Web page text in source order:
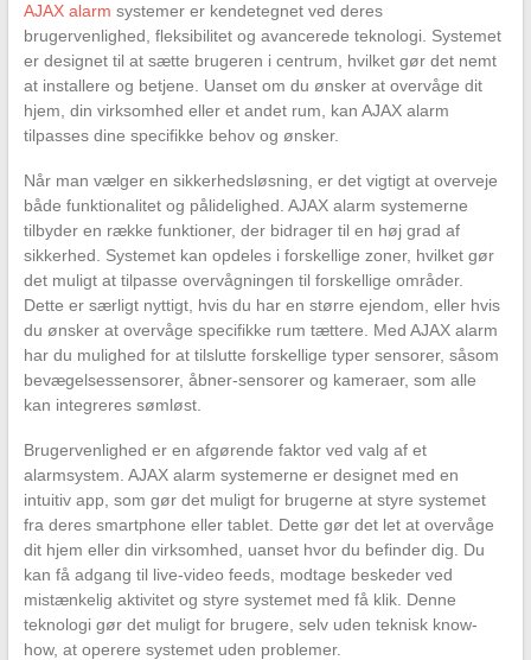
AJAX alarm systemer er kendetegnet ved deres
brugervenlighed, fleksibilitet og avancerede teknologi. Systemet
er designet til at sætte brugeren i centrum, hvilket gør det nemt
at installere og betjene. Uanset om du ønsker at overvåge dit
hjem, din virksomhed eller et andet rum, kan AJAX alarm
tilpasses dine specifikke behov og ønsker.
Når man vælger en sikkerhedsløsning, er det vigtigt at overveje
både funktionalitet og pålidelighed. AJAX alarm systemerne
tilbyder en række funktioner, der bidrager til en høj grad af
sikkerhed. Systemet kan opdeles i forskellige zoner, hvilket gør
det muligt at tilpasse overvågningen til forskellige områder.
Dette er særligt nyttigt, hvis du har en større ejendom, eller hvis
du ønsker at overvåge specifikke rum tættere. Med AJAX alarm
har du mulighed for at tilslutte forskellige typer sensorer, såsom
bevægelsessensorer, åbner-sensorer og kameraer, som alle
kan integreres sømløst.
Brugervenlighed er en afgørende faktor ved valg af et
alarmsystem. AJAX alarm systemerne er designet med en
intuitiv app, som gør det muligt for brugerne at styre systemet
fra deres smartphone eller tablet. Dette gør det let at overvåge
dit hjem eller din virksomhed, uanset hvor du befinder dig. Du
kan få adgang til live-video feeds, modtage beskeder ved
mistænkelig aktivitet og styre systemet med få klik. Denne
teknologi gør det muligt for brugere, selv uden teknisk know-
how, at operere systemet uden problemer.